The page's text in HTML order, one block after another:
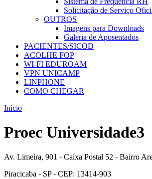
Solicitação de Serviço
OUTROS
Imagens para Downloads
Galeria de Aposentados
PACIENTES/SICOD
ACOLHE FOP
WI-FI EDUROAM
VPN UNICAMP
LINPHONE
COMO CHEGAR
Início
Proec Universidade3
Av. Limeira, 901 - Caixa Postal 52 - Bairro
Piracicaba - SP - CEP: 13414-903